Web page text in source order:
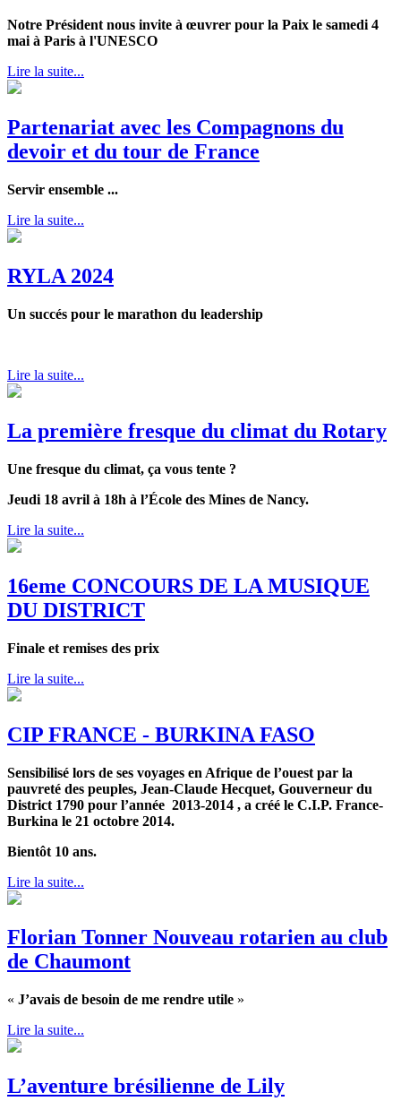
Notre Président nous invite à œuvrer pour la Paix le samedi 4
mai à Paris à l'UNESCO
Lire la suite...
Partenariat avec les Compagnons du
devoir et du tour de France
Servir ensemble ...
Lire la suite...
RYLA 2024
Un succés pour le marathon du leadership
Lire la suite...
La première fresque du climat du Rotary
Une fresque du climat, ça vous tente ?
Jeudi 18 avril à 18h à l’École des Mines de Nancy.
Lire la suite...
16eme CONCOURS DE LA MUSIQUE
DU DISTRICT
Finale et remises des prix
Lire la suite...
CIP FRANCE - BURKINA FASO
Sensibilisé lors de ses voyages en Afrique de l’ouest par la
pauvreté des peuples, Jean-Claude Hecquet, Gouverneur du
District 1790 pour l’année 2013-2014 , a créé le C.I.P. France-
Burkina le 21 octobre 2014.
Bientôt 10 ans.
Lire la suite...
Florian Tonner Nouveau rotarien au club
de Chaumont
« J’avais de besoin de me rendre utile »
Lire la suite...
L’aventure brésilienne de Lily